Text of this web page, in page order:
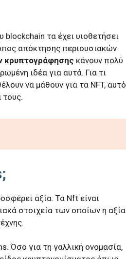
blockchain τα έχει υιοθετήσει
απόκτησης περιουσιακών
κρυπτογράφησης κάνουν πολύ
ιδέα για αυτά. Για τι
να μάθουν για τα NFT, αυτό
τους.
αξία. Τα Nft είναι
στοιχεία των οποίων η αξία
Όσο για τη γαλλική ονομασία,